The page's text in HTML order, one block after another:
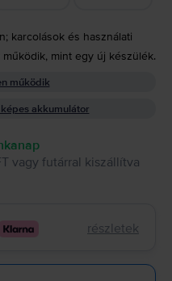
karcolások és használati
mint egy új készülék.
működik
akkumulátor
vagy futárral kiszállítva
részletek